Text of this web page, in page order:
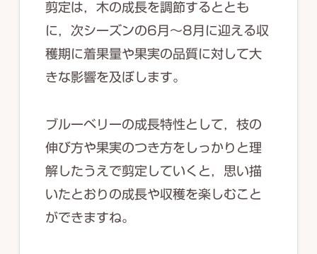
剪定は，木の成長を調節するととも
に，次シーズンの6月～8月に迎える収
穫期に着果量や果実の品質に対して大
きな影響を及ぼします。
ブルーベリーの成長特性として，枝の
伸び方や果実のつき方をしっかりと理
解したうえで剪定していくと，思い描
いたとおりの成長や収穫を楽しむこと
ができますね。